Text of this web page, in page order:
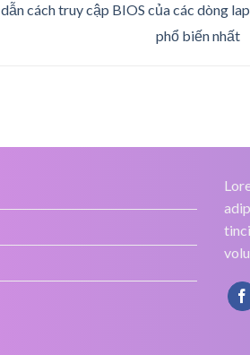
cách truy cập BIOS của các dòng
phổ biến nhất